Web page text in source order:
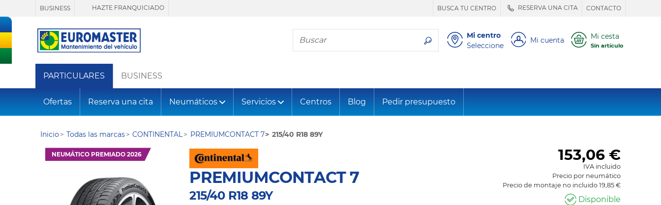
BUSINESS HAZTE FRANQUICIADO BUSCA TU CENTRO RESERVA UNA CITA CONTACTO
Busca tu neumático
Mi centro
Seleccione
Mi cuenta Mi cesta
Sin artículo
PARTICULARES BUSINESS
Ofertas Reserva una cita Neumáticos Servicios Centros Blog Pedir presupuesto
Inicio Todas las marcas CONTINENTAL PREMIUMCONTACT 7 215/40 R18 89Y
NEUMÁTICO PREMIADO 2026
PREMIUMCONTACT 7
215/40 R18 89Y
153,06 €
IVA incluido
Precio por neumático
Precio de montaje no incluido 19,85 €
Disponible